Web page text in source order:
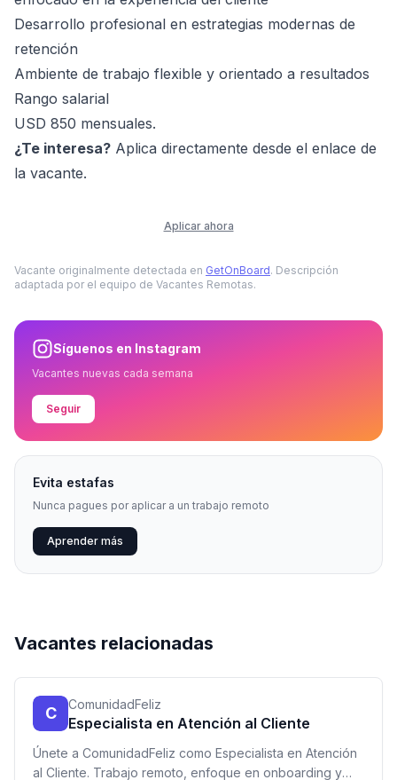
Desarrollo profesional en estrategias modernas de
retención
Ambiente de trabajo flexible y orientado a resultados
Rango salarial
USD 850 mensuales.
¿Te interesa? Aplica directamente desde el enlace de
la vacante.
Aplicar ahora
Vacante originalmente detectada en GetOnBoard. Descripción
adaptada por el equipo de Vacantes Remotas.
Síguenos en Instagram
Vacantes nuevas cada semana
Seguir
Evita estafas
Nunca pagues por aplicar a un trabajo remoto
Aprender más
Vacantes relacionadas
C ComunidadFeliz
Especialista en Atención al Cliente
Únete a ComunidadFeliz como Especialista en Atención
al Cliente. Trabajo remoto, enfoque en onboarding y